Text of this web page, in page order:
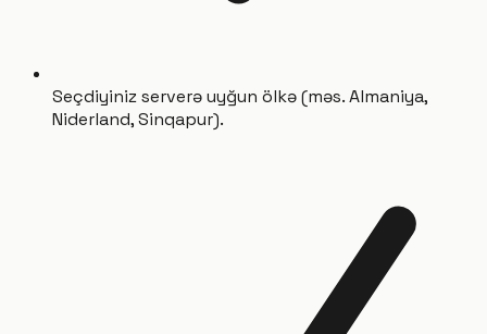
Seçdiyiniz serverə uyğun ölkə (məs. Almaniya,
Niderland, Sinqapur).